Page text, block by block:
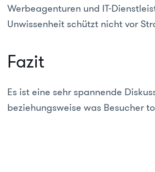
Werbeagenturen und IT-
Unwissenheit schützt nicht vor
Fazit
Es ist eine sehr spannende
beziehungsweise was Besucher